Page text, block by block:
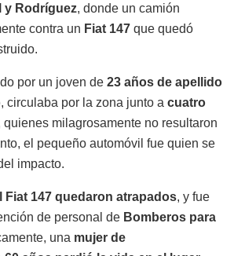
y Rodríguez, donde un camión
contra un Fiat 147 que quedó
por un joven de 23 años de apellido
, circulaba por la zona junto a cuatro
quienes milagrosamente no resultaron
el pequeño automóvil fue quien se
impacto.
Fiat 147 quedaron atrapados, y fue
de personal de Bomberos para
una mujer de